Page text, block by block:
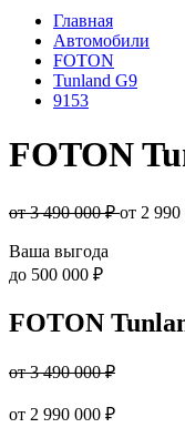
Главная
Автомобили
FOTON
Tunland G9
9153
FOTON
от 3 490 000 ₽от 2 990
Ваша выгода
до 500 000 ₽
FOTON
от 3 490 000 ₽
от 2 990 000 ₽